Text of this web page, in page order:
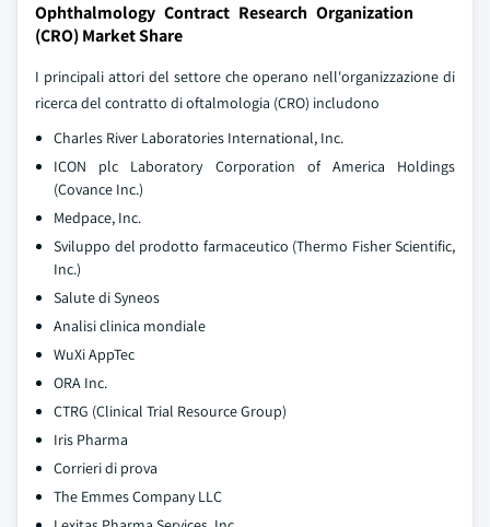
Ophthalmology Contract Research Organization
(CRO) Market Share
I principali attori del settore che operano nell'organizzazione di
ricerca del contratto di oftalmologia (CRO) includono
Charles River Laboratories International, Inc.
ICON plc Laboratory Corporation of America Holdings
(Covance Inc.)
Medpace, Inc.
Sviluppo del prodotto farmaceutico (Thermo Fisher Scientific,
Inc.)
Salute di Syneos
Analisi clinica mondiale
WuXi AppTec
ORA Inc.
CTRG (Clinical Trial Resource Group)
Iris Pharma
Corrieri di prova
The Emmes Company LLC